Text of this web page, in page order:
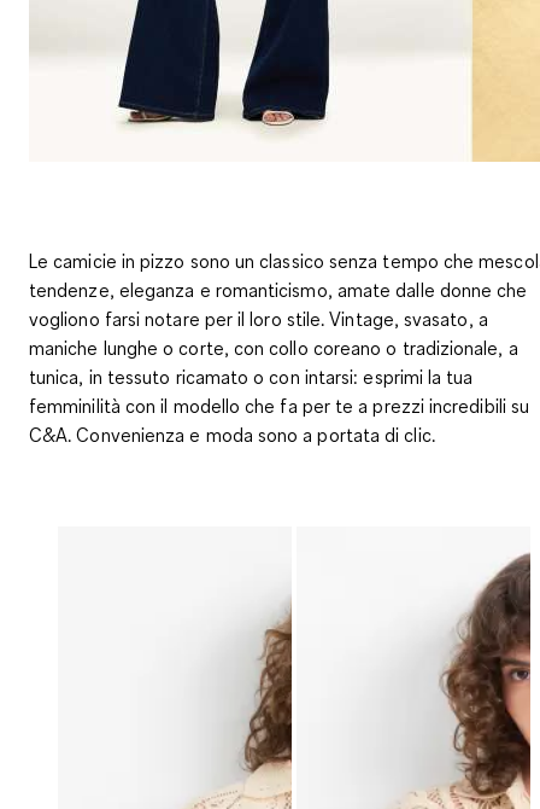
Le camicie in pizzo sono un classico senza tempo che
tendenze, eleganza e romanticismo, amate dalle donne che
vogliono farsi notare per il loro stile. Vintage, svasato, a
maniche lunghe o corte, con collo coreano o tradizionale, a
tunica, in tessuto ricamato o con intarsi: esprimi la tua
femminilità con il modello che fa per te a prezzi incredibili su
C&A. Convenienza e moda sono a portata di clic.